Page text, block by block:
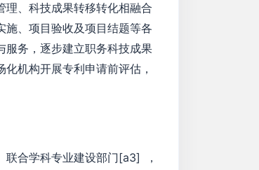
理、科技成果转移转化相融合
施、项目验收及项目结题等各
服务，逐步建立职务科技成果
机构开展专利申请前评估，
联合学科专业建设部门[a3] ，